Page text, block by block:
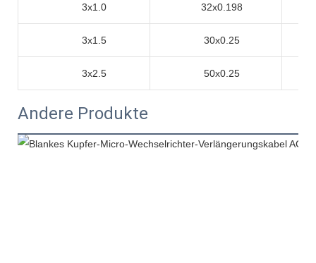
3x1.0 32x0.198
3x1.5 30x0.25
3x2.5 50x0.25
Andere Produkte